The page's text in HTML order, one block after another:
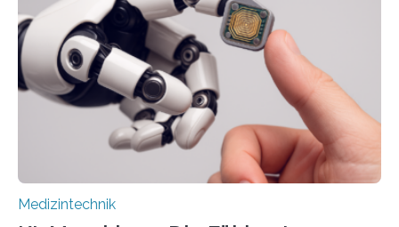
sowie die KI-gestützte Datenauswertung. Das Ziel ist
die Entwicklung eines berührungslosen
Assistenzsystems, das den Zustand der Person
kontinuierlich erfasst, pflegende Personen unterstützt
und in Notfällen selbstständig Alarm schlägt. „Die Idee
Medizintechnik